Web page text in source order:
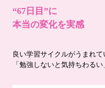
“67日目”に
本当の変化を実感
良い学習サイクルがうまれて
「勉強しないと気持ちわるい